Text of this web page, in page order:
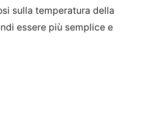
sulla temperatura della
essere più semplice e